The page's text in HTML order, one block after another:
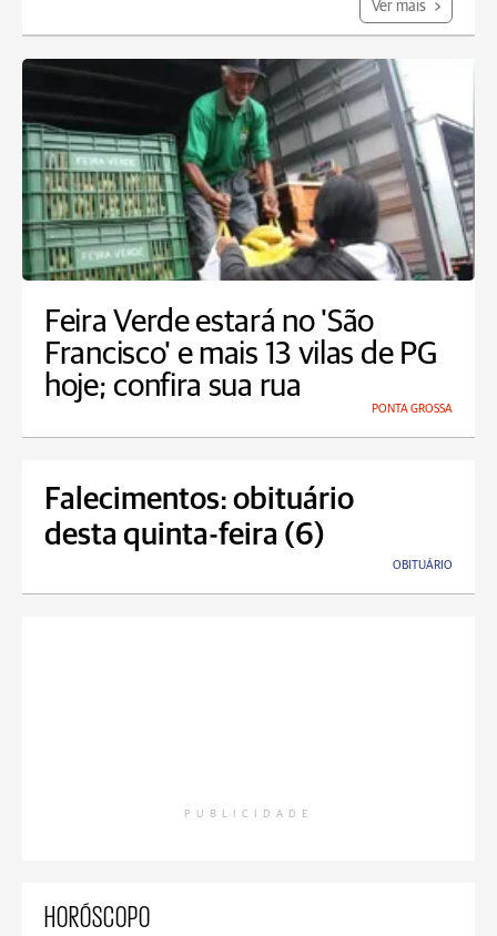
Ver mais
Feira Verde estará no 'São
Francisco' e mais 13 vilas de PG
hoje; confira sua rua
PONTA GROSSA
Falecimentos: obituário
desta quinta-feira (6)
OBITUÁRIO
PUBLICIDADE
HORÓSCOPO